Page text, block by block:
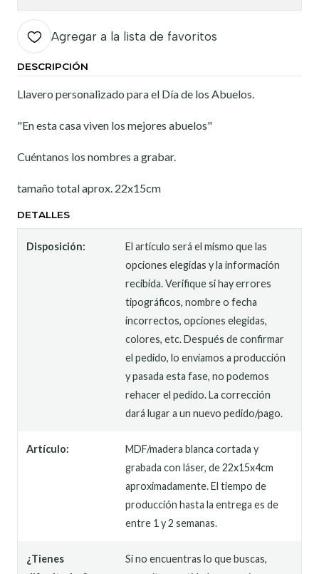
Agregar a la lista de favoritos
DESCRIPCIÓN
Llavero personalizado para el Día de los Abuelos.
"En esta casa viven los mejores abuelos"
Cuéntanos los nombres a grabar.
tamaño total aprox. 22x15cm
DETALLES
Disposición:
El artículo será el mismo que las
opciones elegidas y la información
recibida. Verifique si hay errores
tipográficos, nombre o fecha
incorrectos, opciones elegidas,
colores, etc. Después de confirmar
el pedido, lo enviamos a producción
y pasada esta fase, no podemos
rehacer el pedido. La corrección
dará lugar a un nuevo pedido/pago.
Artículo:
MDF/madera blanca cortada y
grabada con láser, de 22x15x4cm
aproximadamente. El tiempo de
producción hasta la entrega es de
entre 1 y 2 semanas.
¿Tienes
Si no encuentras lo que buscas,